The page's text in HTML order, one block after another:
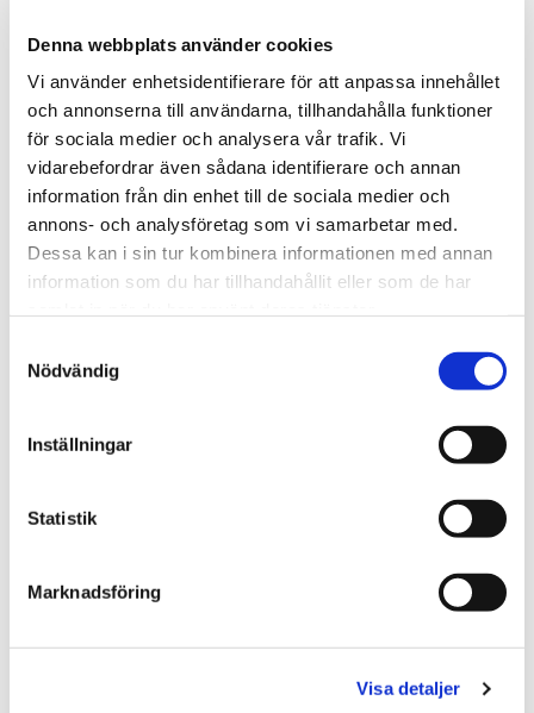
Denna webbplats använder cookies
Vi använder enhetsidentifierare för att anpassa innehållet
och annonserna till användarna, tillhandahålla funktioner
för sociala medier och analysera vår trafik. Vi
vidarebefordrar även sådana identifierare och annan
information från din enhet till de sociala medier och
annons- och analysföretag som vi samarbetar med.
Dessa kan i sin tur kombinera informationen med annan
information som du har tillhandahållit eller som de har
Nödvändig
Inställningar
Statistik
Marknadsföring
Visa detaljer
Stamrenovering eller ett fullt
stambyte?
mindre åtgärder till stora ingrepp. I vissa fastigheter
är ett komplett stambyte det som faktiskt ger ett
Vi går igenom status och förutsättningar innan vi
rekommenderar väg framåt. Du får en ärlig bild av
vad som är rimligt, både tekniskt och ekonomiskt.
Byta vattenledningar med ordning på